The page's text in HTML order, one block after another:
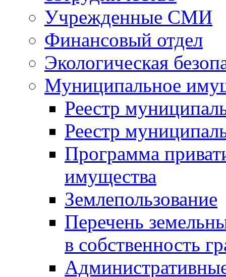
Учрежденные СМИ
Финансовый отдел
Экологическая
Муниципальное
Реестр
Реестр
Программа
имущества
Землепользование
Перечень
в собственность